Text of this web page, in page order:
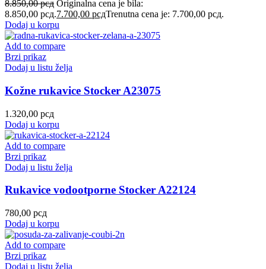
8.850,00рсд Originalna cena je bila:
8.850,00 рсд.7.700,00 рсдTrenutna cena je: 7.700,00 рсд.
Dodaj u korpu
Add to compare
Brzi prikaz
Dodaj u listu želja
Kožne rukavice Stocker A23075
1.320,00 рсд
Dodaj u korpu
Add to compare
Brzi prikaz
Dodaj u listu želja
Rukavice vodootporne Stocker A22124
780,00 рсд
Dodaj u korpu
Add to compare
Brzi prikaz
Dodaj u listu želja